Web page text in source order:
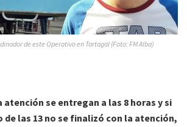
de este Operativo en Tartagal (Foto: FM Alba)
atención se entregan a las 8 horas y si
las 13 no se finalizó con la atención,